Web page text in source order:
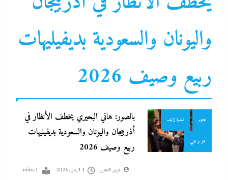
واليونان والسعودية بديفيليهات
ربيع وصيف 2026
جاءنا الآن
سوشيال ميديا فنون
نجوم نشرة لايف
هو و هي
بالصور: هاني البحيري يخطف الأنظار في
أذربيجان واليونان والسعودية بديفيليهات
ربيع وصيف 2026
فريق التحرير 13 يناير، 2026 1 mins